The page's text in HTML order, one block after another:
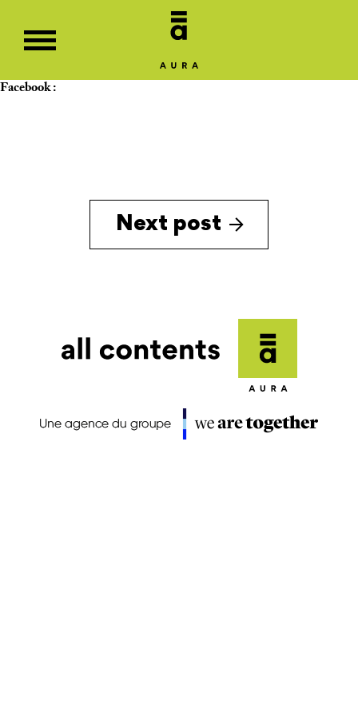
Facebook :
Next post